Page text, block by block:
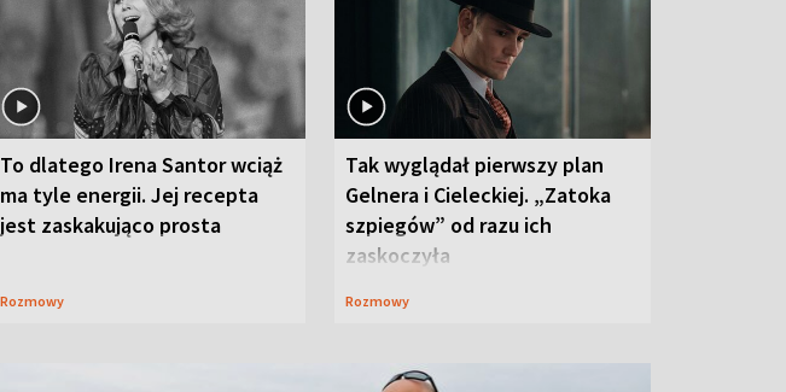
To dlatego Irena Santor wciąż
ma tyle energii. Jej recepta
jest zaskakująco prosta
Rozmowy
Tak wyglądał pierwszy plan
Gelnera i Cieleckiej. „Zatoka
szpiegów” od razu ich
zaskoczyła
Rozmowy